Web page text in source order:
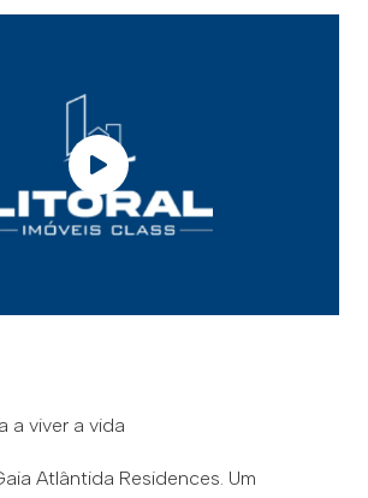
a viver a vida
Atlântida Residences. Um